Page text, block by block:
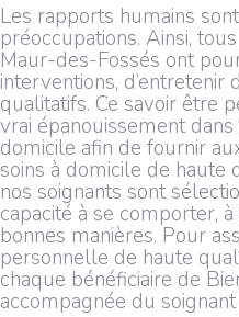
Les rapports humains
préoccupations. Ainsi,
Maur-des-Fossés ont
interventions,
qualitatifs. Ce savoir être
vrai épanouissement
domicile afin de fournir
soins à domicile de haute
nos soignants sont
capacité à se comporter,
bonnes manières. Pour
personnelle de haute
chaque bénéficiaire de
accompagnée du